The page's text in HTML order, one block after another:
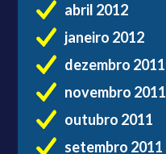
abril 2012
janeiro 2012
dezembro 2011
novembro 2011
outubro 2011
setembro 2011